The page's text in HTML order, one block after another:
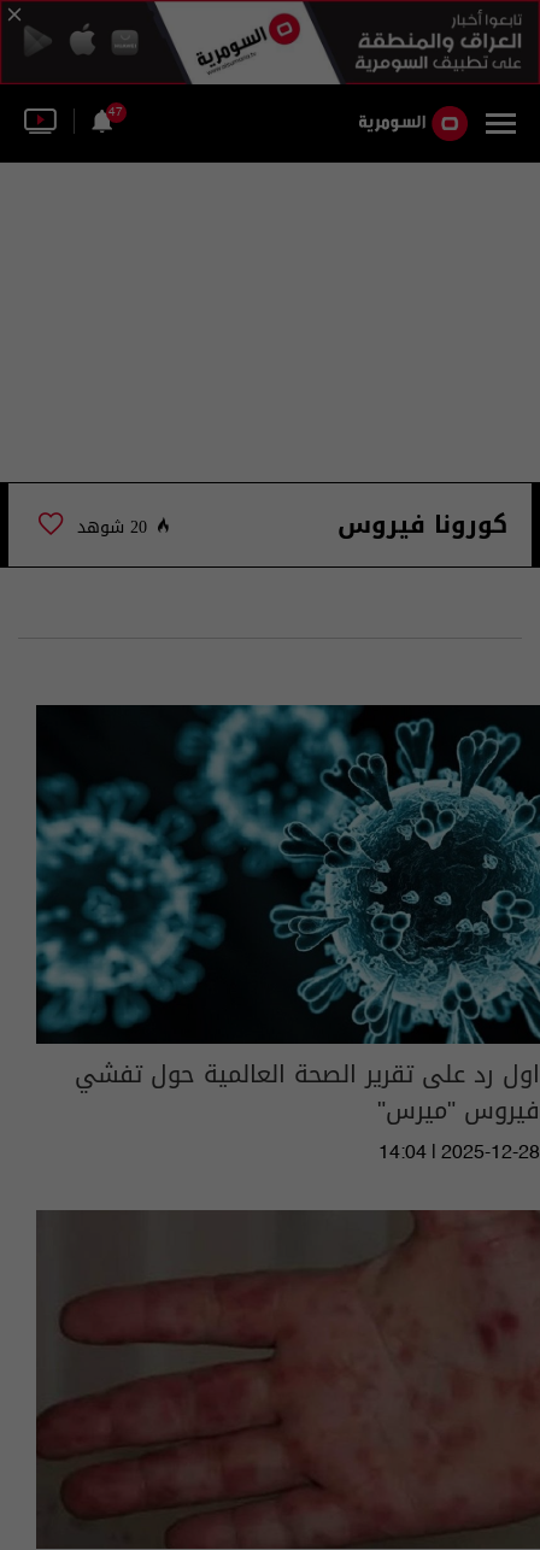
47
كورونا فيروس 20 شوهد
اول رد على تقرير الصحة العالمية حول تفشي
فيروس "ميرس"
14:04 | 2025-12-28